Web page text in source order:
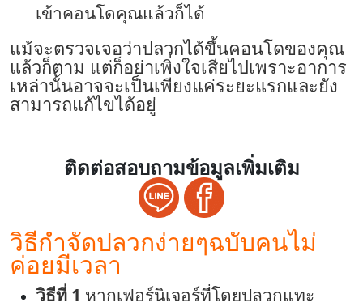
เข้าคอนโดคุณแล้วก็ได้
แม้จะตรวจเจอว่าปลวกได้ขึ้นคอนโดของคุณ
แล้วก็ตาม แต่ก็อย่าเพิ่งใจเสียไปเพราะอาการ
เหล่านั้นอาจจะเป็นเพียงแค่ระยะแรกและยัง
สามารถแก้ไขได้อยู่
ติดต่อสอบถามข้อมูลเพิ่มเติม
วิธีกำจัดปลวกง่ายๆฉบับคนไม่
ค่อยมีเวลา
วิธีที่ 1 หากเฟอร์นิเจอร์ที่โดยปลวกแทะ